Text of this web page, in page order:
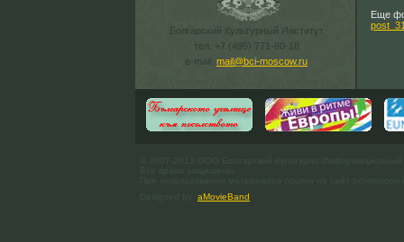
Болгарский Культурный Институт
тел. +7 (495) 771-60-18
e-mail: mail@bci-moscow.ru
Еще
aMovieBand